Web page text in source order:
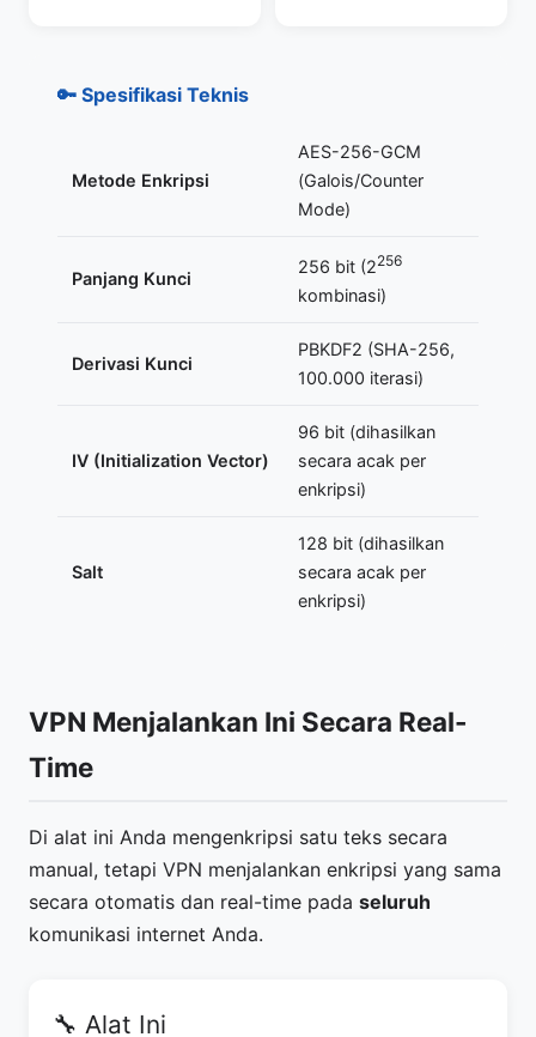
🔑 Spesifikasi Teknis
Metode Enkripsi
AES-256-GCM
(Galois/Counter
Mode)
Panjang Kunci
256 bit (2256
kombinasi)
Derivasi Kunci
PBKDF2 (SHA-256,
100.000 iterasi)
IV (Initialization Vector)
96 bit (dihasilkan
secara acak per
enkripsi)
Salt
128 bit (dihasilkan
secara acak per
enkripsi)
VPN Menjalankan Ini Secara Real-
Time
Di alat ini Anda mengenkripsi satu teks secara
manual, tetapi VPN menjalankan enkripsi yang sama
secara otomatis dan real-time pada seluruh
komunikasi internet Anda.
🔧 Alat Ini